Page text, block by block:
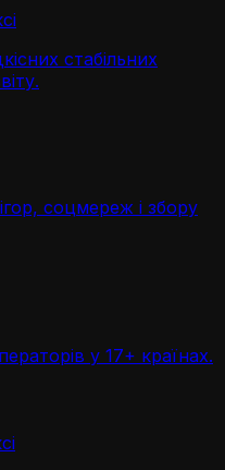
стабільних
соцмереж і збору
у 17+ країнах.